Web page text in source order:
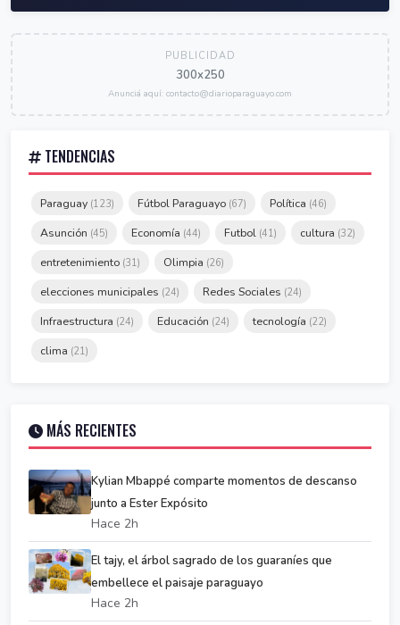
PUBLICIDAD
300x250
Anunciá aquí: contacto@diarioparaguayo.com
TENDENCIAS
Paraguay (123) Fútbol Paraguayo (67) Política (46)
Asunción (45) Economía (44) Futbol (41) cultura (32)
entretenimiento (31) Olimpia (26)
elecciones municipales (24) Redes Sociales (24)
Infraestructura (24) Educación (24) tecnología (22)
clima (21)
MÁS RECIENTES
Kylian Mbappé comparte momentos de descanso
junto a Ester Expósito
Hace 2h
El tajy, el árbol sagrado de los guaraníes que
embellece el paisaje paraguayo
Hace 2h